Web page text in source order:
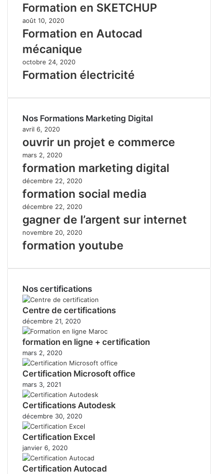
Formation en SKETCHUP
août 10, 2020
Formation en Autocad
mécanique
octobre 24, 2020
Formation électricité
Nos Formations Marketing Digital
avril 6, 2020
ouvrir un projet e commerce
mars 2, 2020
formation marketing digital
décembre 22, 2020
formation social media
décembre 22, 2020
gagner de l’argent sur internet
novembre 20, 2020
formation youtube
Nos certifications
Centre de certifications
décembre 21, 2020
formation en ligne + certification
mars 2, 2020
Certification Microsoft office
mars 3, 2021
Certifications Autodesk
décembre 30, 2020
Certification Excel
janvier 6, 2020
Certification Autocad